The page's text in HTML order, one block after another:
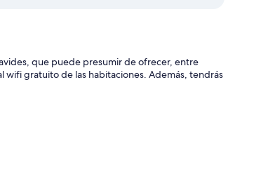
que puede presumir de ofrecer, entre
wifi gratuito de las habitaciones. Además, tendrás